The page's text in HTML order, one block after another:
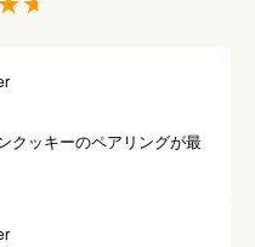
クッキーのペアリングが最